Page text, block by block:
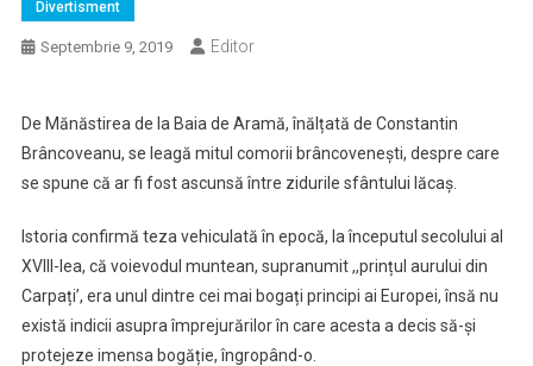
Divertisment
Septembrie 9, 2019 Editor
De Mănăstirea de la Baia de Aramă, înălțată de Constantin
Brâncoveanu, se leagă mitul comorii brâncovenești, despre care
se spune că ar fi fost ascunsă între zidurile sfântului lăcaș.
Istoria confirmă teza vehiculată în epocă, la începutul secolului al
XVIII-lea, că voievodul muntean, supranumit ,,prințul aurului din
Carpați’, era unul dintre cei mai bogați principi ai Europei, însă nu
există indicii asupra împrejurărilor în care acesta a decis să-și
protejeze imensa bogăție, îngropând-o.